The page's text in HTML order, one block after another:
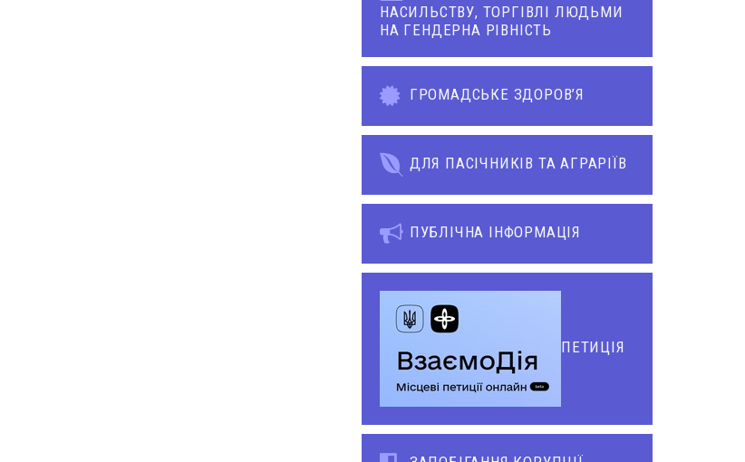
НАСИЛЬСТВУ, ТОРГІВЛІ ЛЮДЬМИ
НА ГЕНДЕРНА РІВНІСТЬ
ГРОМАДСЬКЕ ЗДОРОВ’Я
ДЛЯ ПАСІЧНИКІВ ТА АГРАРІЇВ
ПУБЛІЧНА ІНФОРМАЦІЯ
ПЕТИЦІЯ